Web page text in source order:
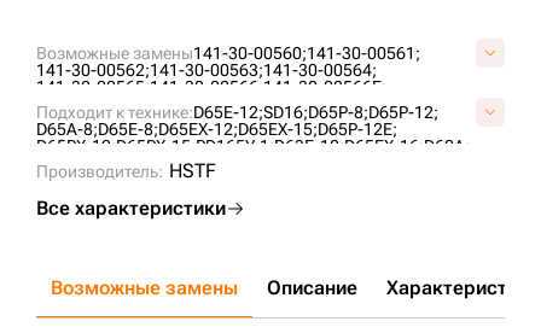
Возможные замены141-30-00560;141-30-00561;
141-30-00562;141-30-00563;141-30-00564;
141-30-00565;141-30-00566;141-30-00566E;
144-81-30050;
144-81-30051; 144-81-30052;
144-81-30053;144-81-30054;14X-30-00140;
14X-30-00141;14X-30-00142;14X-30-00143;
14X-30-15001;16Y-40-06000;
Подходит к технике:D65E-12;SD16;D65P-8;D65P-12;
D65A-8;D65E-8;D65EX-12;D65EX-15;D65P-12E;
D65PX-12;D65PX-15;PD165Y-1;D63E-12;D65EX-16;D60A;
TA1602;
ZD160;
Производитель: HSTF
Все характеристики
Возможные замены Описание Характеристики